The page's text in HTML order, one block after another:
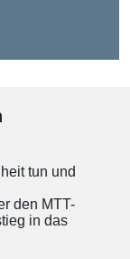
tun und
den MTT-
in das